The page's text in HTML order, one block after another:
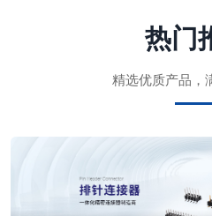
热门
精选优质产品，